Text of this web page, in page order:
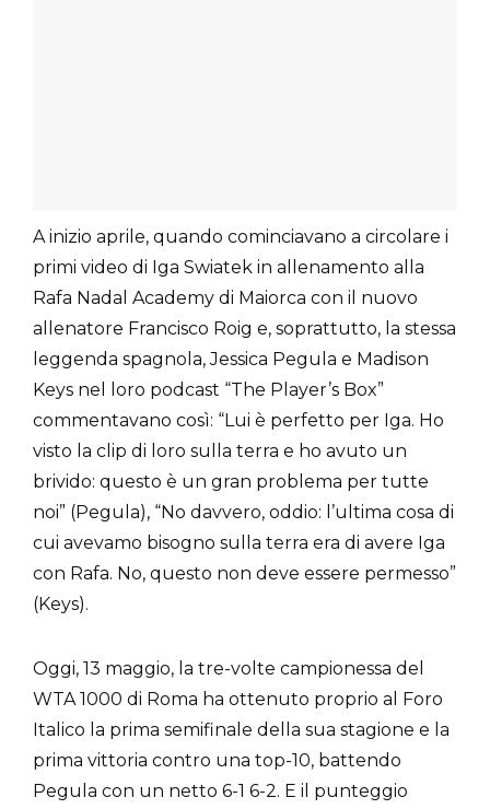
A inizio aprile, quando cominciavano a circolare i
primi video di Iga Swiatek in allenamento alla
Rafa Nadal Academy di Maiorca con il nuovo
allenatore Francisco Roig e, soprattutto, la stessa
leggenda spagnola, Jessica Pegula e Madison
Keys nel loro podcast “The Player’s Box”
commentavano così: “Lui è perfetto per Iga. Ho
visto la clip di loro sulla terra e ho avuto un
brivido: questo è un gran problema per tutte
noi” (Pegula), “No davvero, oddio: l’ultima cosa di
cui avevamo bisogno sulla terra era di avere Iga
con Rafa. No, questo non deve essere permesso”
(Keys).
Oggi, 13 maggio, la tre-volte campionessa del
WTA 1000 di Roma ha ottenuto proprio al Foro
Italico la prima semifinale della sua stagione e la
prima vittoria contro una top-10, battendo
Pegula con un netto 6-1 6-2. E il punteggio